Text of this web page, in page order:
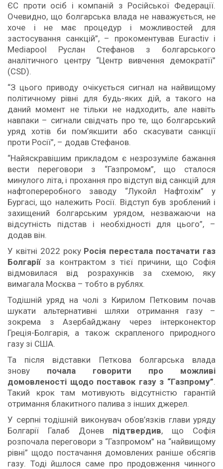
ЄС проти осіб і компаній з Російської Федерації.
Очевидно, що болгарська влада не наважується, не
хоче і не має процедур і можливостей для
застосування санкцій”, – прокоментував Euractiv і
Mediapool Руслан Стефанов з болгарського
аналітичного центру “Центр вивчення демократії”
(CSD).
“З цього приводу очікується сигнал на найвищому
політичному рівні для будь-яких дій, а такого на
даний момент не тільки не надходить, але навіть
навпаки – сигнали свідчать про те, що болгарський
уряд хотів би пом’якшити або скасувати санкції
проти Росії”, – додав Стефанов.
“Найяскравішим прикладом є незрозуміле бажання
вести переговори з “Газпромом”, що сталося
минулого літа, і прохання про відступ від санкцій для
нафтопереробного заводу “Лукойл Нафтохім” у
Бургасі, що належить Росії. Відступ був зроблений і
захищений болгарським урядом, незважаючи на
відсутність підстав і необхідності для цього”, –
додав він.
У квітні 2022 року Росія перестала постачати газ
Болгаріїза контрактом з тієї причини, що Софія
відмовилася від розрахунків за схемою, яку
вимагала Москва – тобто в рублях.
Тодішній уряд на чолі з Кирилом Петковим почав
шукати альтернативні шляхи отримання газу –
зокрема з Азербайджану через інтерконектор
Греція-Болгарія, а також скрапленого природного
газу зі США.
Та після відставки Петкова болгарська влада
знову почала говорити про можливі
домовленості щодо поставок газу з “Газпрому”.
Такий крок там мотивують відсутністю гарантій
отримання блакитного палива з інших джерел.
У серпні тодішній виконувач обов’язків глави уряду
Болгарії Галаб Донев підтвердив, що Софія
розпочала переговори з “Газпромом” на “найвищому
рівні” щодо постачання домовлених раніше обсягів
газу. Тоді йшлося саме про продовження чинного